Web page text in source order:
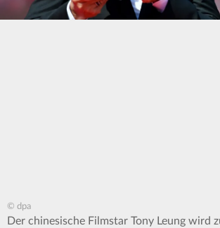
© dpa
Der chinesische Filmstar Tony Leung wird